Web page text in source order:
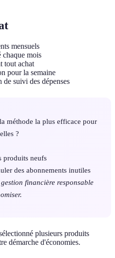
mensuels
chaque mois
tout achat
pour la semaine
suivi des dépenses
méthode la plus efficace pour
?
produits neufs
des abonnements inutiles
financière responsable
plusieurs produits
démarche d'économies.